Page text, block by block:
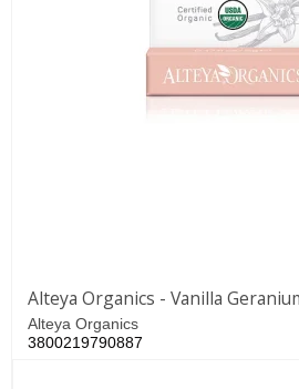
Alteya Organics - Vanilla
Alteya Organics
3800219790887